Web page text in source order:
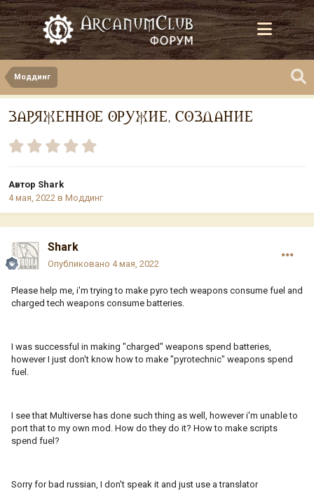
Моддинг
ЗАРЯЖЕННОЕ ОРУЖИЕ, СОЗДАНИЕ
Автор Shark
4 мая, 2022 в Моддинг
Shark
Опубликовано 4 мая, 2022
Please help me, i'm trying to make pyro tech weapons consume fuel and
charged tech weapons consume batteries.
I was successful in making "charged" weapons spend batteries,
however I just don't know how to make "pyrotechnic" weapons spend
fuel.
I see that Multiverse has done such thing as well, however i'm unable to
port that to my own mod. How do they do it? How to make scripts
spend fuel?
Sorry for bad russian, I don't speak it and just use a translator